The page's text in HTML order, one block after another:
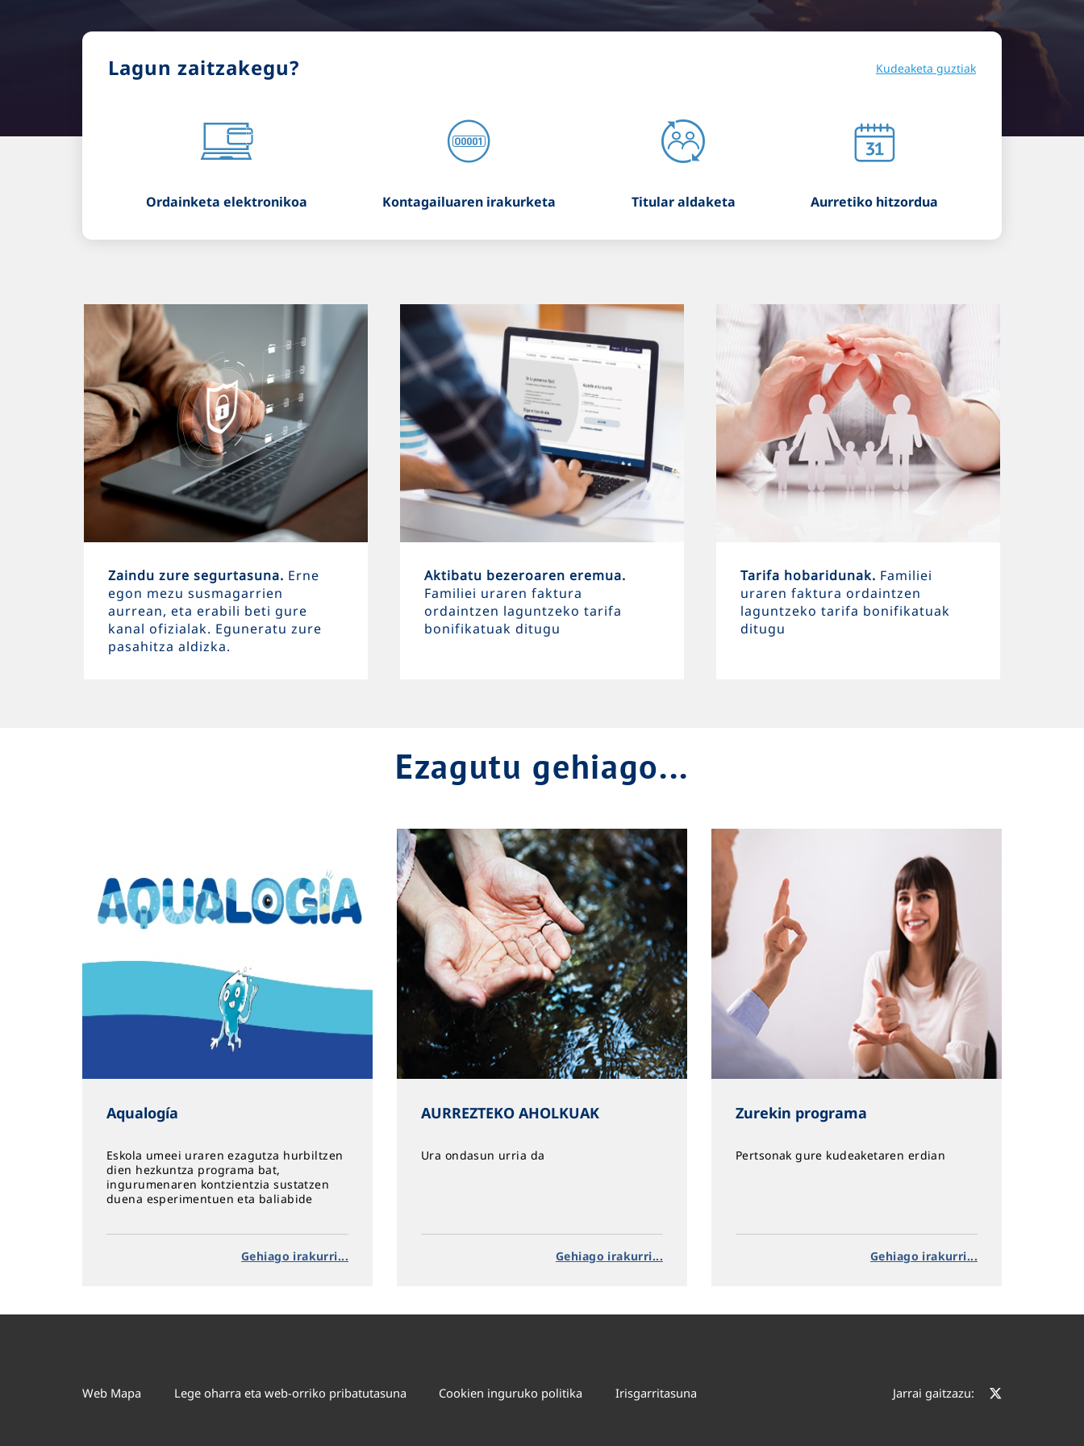
Lagun zaitzakegu? Kudeaketa guztiak
Ordainketa elektronikoa Kontagailuaren irakurketa Titular aldaketa Aurretiko hitzordua
Zaindu zure segurtasuna. Erne
egon mezu susmagarrien
aurrean, eta erabili beti gure
kanal ofizialak. Eguneratu zure
pasahitza aldizka.
Aktibatu bezeroaren eremua.
Familiei uraren faktura
ordaintzen laguntzeko tarifa
bonifikatuak ditugu
Tarifa hobaridunak. Familiei
uraren faktura ordaintzen
laguntzeko tarifa bonifikatuak
ditugu
Ezagutu gehiago...
Aqualogía
Eskola umeei uraren ezagutza hurbiltzen
dien hezkuntza programa bat,
ingurumenaren kontzientzia sustatzen
duena esperimentuen eta baliabide
Gehiago irakurri...
AURREZTEKO AHOLKUAK
Ura ondasun urria da
Gehiago irakurri...
Zurekin programa
Pertsonak gure kudeaketaren erdian
Gehiago irakurri...
Web Mapa Lege oharra eta web-orriko pribatutasuna Cookien inguruko politika Irisgarritasuna Jarrai gaitzazu: